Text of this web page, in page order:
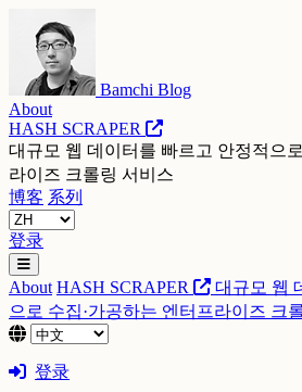
Bamchi Blog
About
HASH SCRAPER
대규모 웹 데이터를 빠르고 안정적으
라이즈 크롤링 서비스
博客 系列
登录
About HASH SCRAPER
대규모 웹
으로 수집·가공하는 엔터프라이즈 크
登录